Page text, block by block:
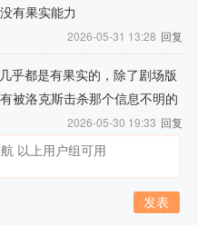
有果实能力
2026-05-31 13:28 回复
乎都是有果实的，除了剧场版
被洛克斯击杀那个信息不明的
2026-05-30 19:33 回复
发表